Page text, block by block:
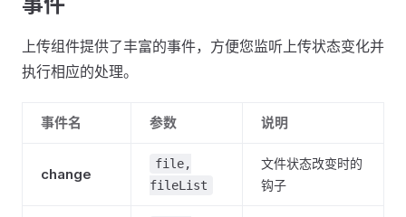
上传组件提供了丰富的事件，方便您监听上传状态变化并
执行相应的处理。
事件名 参数 说明
change
file,
fileList
文件状态改变时的
钩子